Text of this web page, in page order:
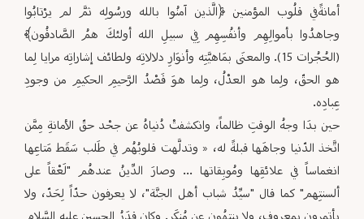
أمانةًفي قلُوب المؤمنين ﴿الَّذين آمنُوا بالله ورسُولِه ثمَّ لم يرْتابُوا
وجاهدُوا بأموالِهِم وأنفُسِهِم فِي سبيلِ ‏الله أولئكَ همُ الصَّادقُون﴾
(الحُجُرات 15). والمعنَى بمَاهيَّتِه وأنوَارِ دلالاتِه ولطائف إشاراتِه مرايا لِما
هو الحقّ، ولِما هو ‏العدْلُ، ولِما هوَ قَصْدُ الرَّحيمِ الحكيمِ من وجودِ
عِبادِه.‏
حين بدَا وجهُ الوقتِ ظالماً، وانكشفتْ دُنياهُ عن جحْد حقّ الأمانةِ مِمَّن
اتَّخذ الدّنيا وجاهَها قبلةً له، « وتدلَّهت قلوبُهُم في ‏طَلب سَقَط مَتاعِها
انغماساً في علائقِها ومُوبِقاتها ... وصارَ الدِّينُ عندهُم "لَعْقاً على
ألسنتِهم" كما قال "سيِّدُ شباب أهل ‏الجنَّة"، لا يعرفون حدّاً لِحَدّ، ولا